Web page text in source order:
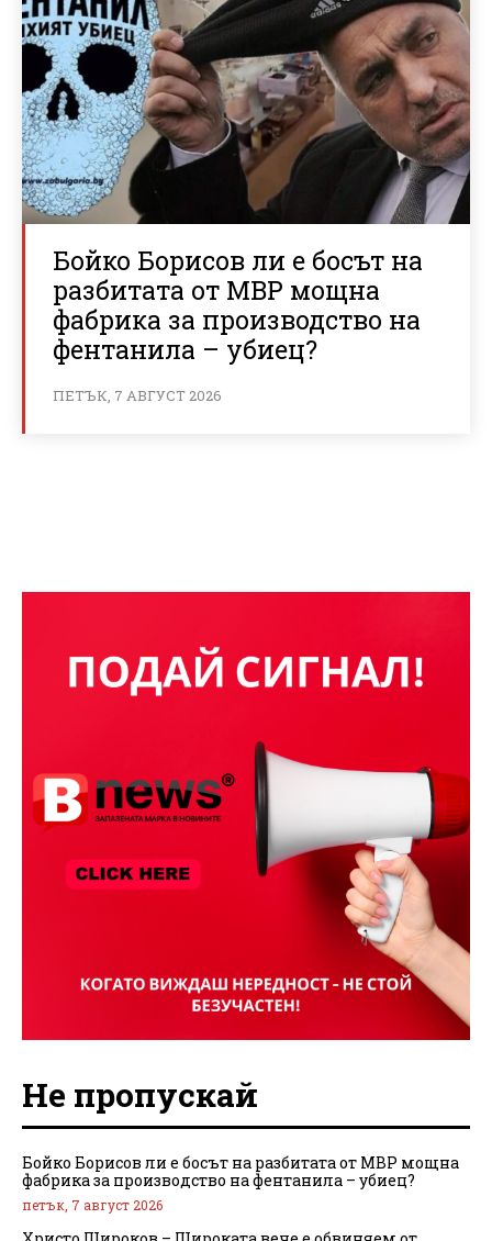
Бойко Борисов ли е босът на
разбитата от МВР мощна
фабрика за производство на
фентанила – убиец?
ПЕТЪК, 7 АВГУСТ 2026
Не пропускай
Бойко Борисов ли е босът на разбитата от МВР мощна
фабрика за производство на фентанила – убиец?
петък, 7 август 2026